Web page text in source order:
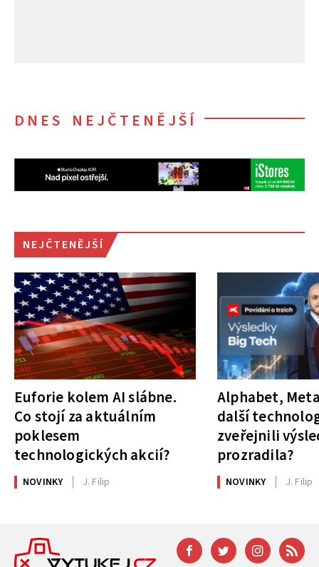
DNES NEJČTENĚJŠÍ
NEJČTENĚJŠÍ
Euforie kolem AI slábne.
Co stojí za aktuálním
poklesem
technologických akcií?
NOVINKY J. Filip
Alphabet,
další
zveřejnili
prozradila?
NOVINKY J. Filip